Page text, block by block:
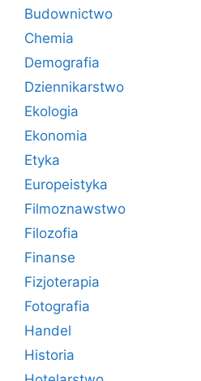
Budownictwo
Chemia
Demografia
Dziennikarstwo
Ekologia
Ekonomia
Etyka
Europeistyka
Filmoznawstwo
Filozofia
Finanse
Fizjoterapia
Fotografia
Handel
Historia